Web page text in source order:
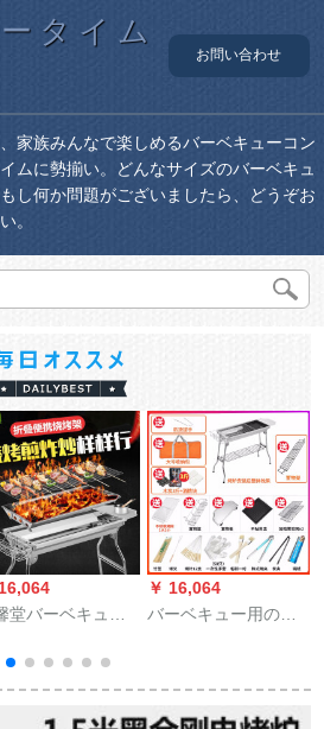
タイム
お問い合わせ
家族みんなで楽しめるバーベキューコン
ムに勢揃い。どんなサイズのバーベキュ
し何か問題がございましたら、どうぞお
。
堂バーベキュー
アリングスチー
ーベキューセッ
炊携帯炭炭火焼
￥ 16,064
バーベキュー用の完
ブン屋外炭焼肉スト
ーブ家庭用グリルグ